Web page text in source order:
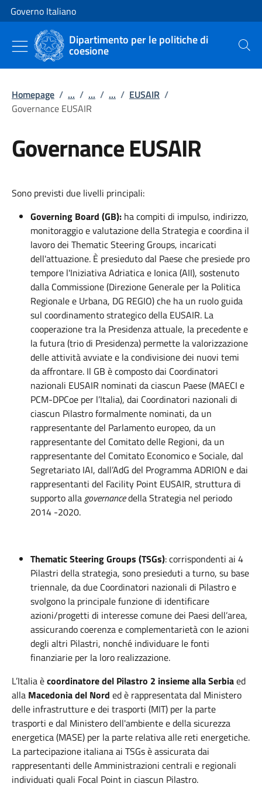
Vai al contenuto
Vai alla navigazione del sito
Governo Italiano
Dipartimento per le politiche di
coesione Cerca
Homepage / ... / ... / ... / EUSAIR /
Governance EUSAIR
Governance EUSAIR
Sono previsti due livelli principali:
Governing Board (GB): ha compiti di impulso, indirizzo,
monitoraggio e valutazione della Strategia e coordina il
lavoro dei Thematic Steering Groups, incaricati
dell'attuazione. È presieduto dal Paese che presiede pro
tempore l'Iniziativa Adriatica e Ionica (AII), sostenuto
dalla Commissione (Direzione Generale per la Politica
Regionale e Urbana, DG REGIO) che ha un ruolo guida
sul coordinamento strategico della EUSAIR. La
cooperazione tra la Presidenza attuale, la precedente e
la futura (trio di Presidenza) permette la valorizzazione
delle attività avviate e la condivisione dei nuovi temi
da affrontare. Il GB è composto dai Coordinatori
nazionali EUSAIR nominati da ciascun Paese (MAECI e
PCM-DPCoe per l’Italia), dai Coordinatori nazionali di
ciascun Pilastro formalmente nominati, da un
rappresentante del Parlamento europeo, da un
rappresentante del Comitato delle Regioni, da un
rappresentante del Comitato Economico e Sociale, dal
Segretariato IAI, dall’AdG del Programma ADRION e dai
rappresentanti del Facility Point EUSAIR, struttura di
supporto allagovernancedella Strategia nel periodo
2014 -2020.
Thematic Steering Groups (TSGs): corrispondenti ai 4
Pilastri della strategia, sono presieduti a turno, su base
triennale, da due Coordinatori nazionali di Pilastro e
svolgono la principale funzione di identificare
azioni/progetti di interesse comune dei Paesi dell’area,
assicurando coerenza e complementarietà con le azioni
degli altri Pilastri, nonché individuare le fonti
finanziarie per la loro realizzazione.
L’Italia ècoordinatore del Pilastro 2 insieme alla Serbiaed
alla Macedonia del Nord ed è rappresentata dal Ministero
delle infrastrutture e dei trasporti (MIT) per la parte
trasporti e dal Ministero dell'ambiente e della sicurezza
energetica (MASE) per la parte relativa alle reti energetiche.
La partecipazione italiana ai TSGs è assicurata dai
rappresentanti delle Amministrazioni centrali e regionali
individuati quali Focal Point in ciascun Pilastro.